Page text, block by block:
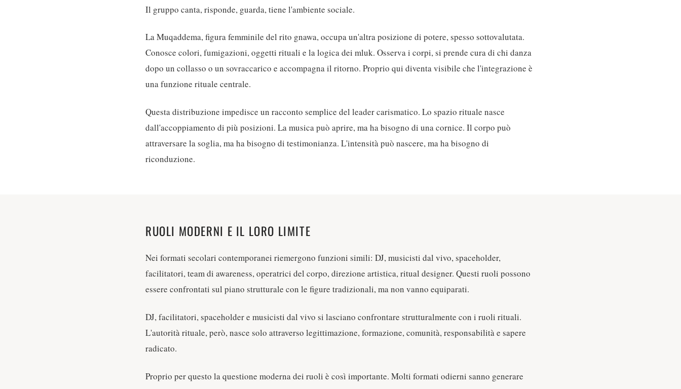
Il gruppo canta, risponde, guarda, tiene l'ambiente sociale.
La Muqaddema, figura femminile del rito gnawa, occupa un'altra posizione di potere, spesso sottovalutata.
Conosce colori, fumigazioni, oggetti rituali e la logica dei mluk. Osserva i corpi, si prende cura di chi danza
dopo un collasso o un sovraccarico e accompagna il ritorno. Proprio qui diventa visibile che l'integrazione è
una funzione rituale centrale.
Questa distribuzione impedisce un racconto semplice del leader carismatico. Lo spazio rituale nasce
dall'accoppiamento di più posizioni. La musica può aprire, ma ha bisogno di una cornice. Il corpo può
attraversare la soglia, ma ha bisogno di testimonianza. L'intensità può nascere, ma ha bisogno di
riconduzione.
RUOLI MODERNI E IL LORO LIMITE
Nei formati secolari contemporanei riemergono funzioni simili: DJ, musicisti dal vivo, spaceholder,
facilitatori, team di awareness, operatrici del corpo, direzione artistica, ritual designer. Questi ruoli possono
essere confrontati sul piano strutturale con le figure tradizionali, ma non vanno equiparati.
DJ, facilitatori, spaceholder e musicisti dal vivo si lasciano confrontare strutturalmente con i ruoli rituali.
L'autorità rituale, però, nasce solo attraverso legittimazione, formazione, comunità, responsabilità e sapere
radicato.
Proprio per questo la questione moderna dei ruoli è così importante. Molti formati odierni sanno generare